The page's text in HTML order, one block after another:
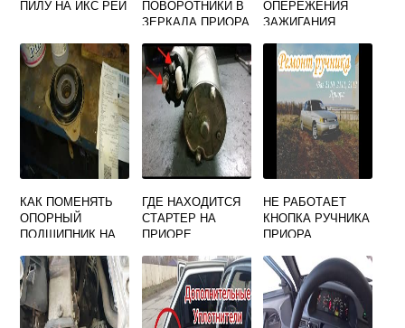
ПИЛУ НА ИКС РЕЙ
ПОВОРОТНИКИ В
ЗЕРКАЛА ПРИОРА
ОПЕРЕЖЕНИЯ
ЗАЖИГАНИЯ
НА ХОЛОСТОМ
ХОДУ ПРИОРА 16
КАК ПОМЕНЯТЬ
ОПОРНЫЙ
ПОДШИПНИК НА
ГДЕ НАХОДИТСЯ
СТАРТЕР НА
ПРИОРЕ
НЕ РАБОТАЕТ
КНОПКА РУЧНИКА
ПРИОРА